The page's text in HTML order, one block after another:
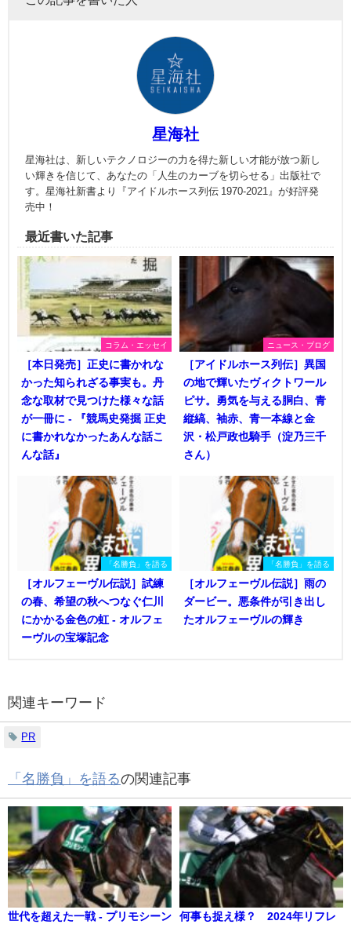
星海社
星海社は、新しいテクノロジーの力を得た新しい才能が放つ新し
い輝きを信じて、あなたの「人生のカーブを切らせる」出版社で
す。星海社新書より『アイドルホース列伝 1970-2021』が好評発
売中！
最近書いた記事
コラム・エッセイ
［本日発売］正史に書かれな
かった知られざる事実も。丹
念な取材で見つけた様々な話
が一冊に - 『競馬史発掘 正史
に書かれなかったあんな話こ
んな話』
ニュース・ブログ
［アイドルホース列伝］異国
の地で輝いたヴィクトワール
ピサ。勇気を与える胴白、青
縦縞、袖赤、青一本線と金
沢・松戸政也騎手（淀乃三千
さん）
「名勝負」を語る
［オルフェーヴル伝説］試練
の春、希望の秋へつなぐ仁川
にかかる金色の虹 - オルフェ
ーヴルの宝塚記念
「名勝負」を語る
［オルフェーヴル伝説］雨の
ダービー。悪条件が引き出し
たオルフェーヴルの輝き
関連キーワード
PR
「名勝負」を語るの関連記事
世代を超えた一戦 - プリモシーン
何事も捉え様？ 2024年リフレ